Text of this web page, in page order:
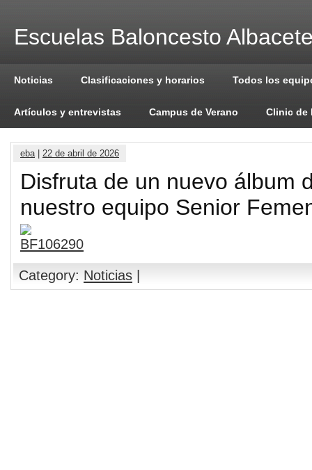
Escuelas Baloncesto
Noticias Clasificaciones y horarios Todos los
Artículos y entrevistas Campus de Verano Clinic de
eba| 22 de abril de 2026
Disfruta de un nuevo álbum
nuestro equipo Senior
Category: Noticias